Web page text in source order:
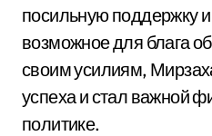
посильную поддержку
возможное для блага
своим усилиям,
успеха и стал важной
политике.